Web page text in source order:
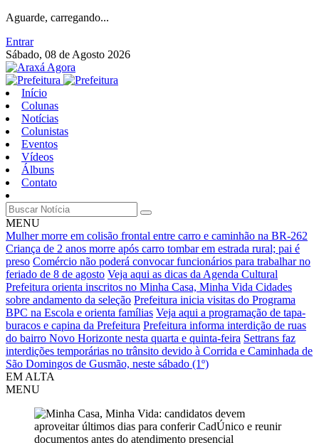
Aguarde, carregando...
Entrar
Sábado, 08 de Agosto 2026
Início
Colunas
Notícias
Colunistas
Eventos
Vídeos
Álbuns
Contato
MENU
Mulher morre em colisão frontal entre carro e caminhão na BR-262
Criança de 2 anos morre após carro tombar em estrada rural; pai é
preso Comércio não poderá convocar funcionários para trabalhar no
feriado de 8 de agosto Veja aqui as dicas da Agenda Cultural
Prefeitura orienta inscritos no Minha Casa, Minha Vida Cidades
sobre andamento da seleção Prefeitura inicia visitas do Programa
BPC na Escola e orienta famílias Veja aqui a programação de tapa-
buracos e capina da Prefeitura Prefeitura informa interdição de ruas
do bairro Novo Horizonte nesta quarta e quinta-feira Settrans faz
interdições temporárias no trânsito devido à Corrida e Caminhada de
São Domingos de Gusmão, neste sábado (1º)
EM ALTA
MENU